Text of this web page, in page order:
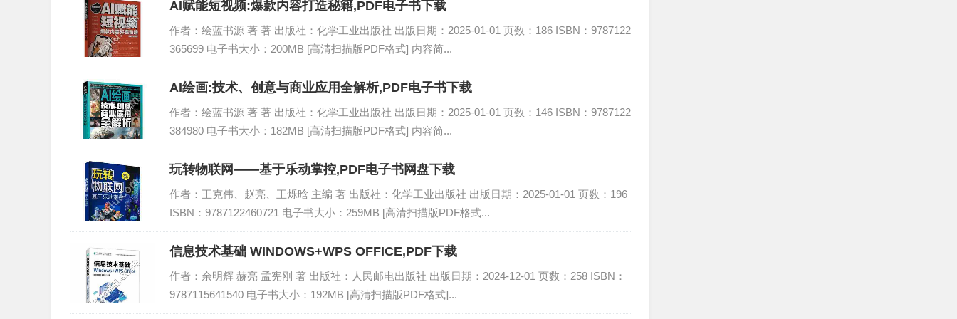
AI赋能短视频:爆款内容打造秘籍,PDF电子书下载
作者：绘蓝书源 著 著 出版社：化学工业出版社 出版日期：2025-01-01 页数：186 ISBN：9787122
365699 电子书大小：200MB [高清扫描版PDF格式] 内容简...
AI绘画:技术、创意与商业应用全解析,PDF电子书下载
作者：绘蓝书源 著 著 出版社：化学工业出版社 出版日期：2025-01-01 页数：146 ISBN：9787122
384980 电子书大小：182MB [高清扫描版PDF格式] 内容简...
玩转物联网——基于乐动掌控,PDF电子书网盘下载
作者：王克伟、赵亮、王烁晗 主编 著 出版社：化学工业出版社 出版日期：2025-01-01 页数：196
ISBN：9787122460721 电子书大小：259MB [高清扫描版PDF格式...
信息技术基础 WINDOWS+WPS OFFICE,PDF下载
作者：余明辉 赫亮 孟宪刚 著 出版社：人民邮电出版社 出版日期：2024-12-01 页数：258 ISBN：
9787115641540 电子书大小：192MB [高清扫描版PDF格式]...